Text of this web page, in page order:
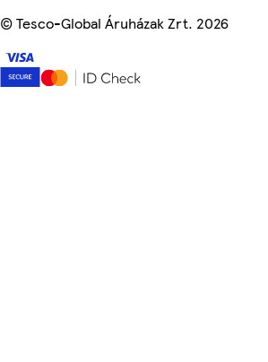
©Tesco-Global Áruházak Zrt. 2026